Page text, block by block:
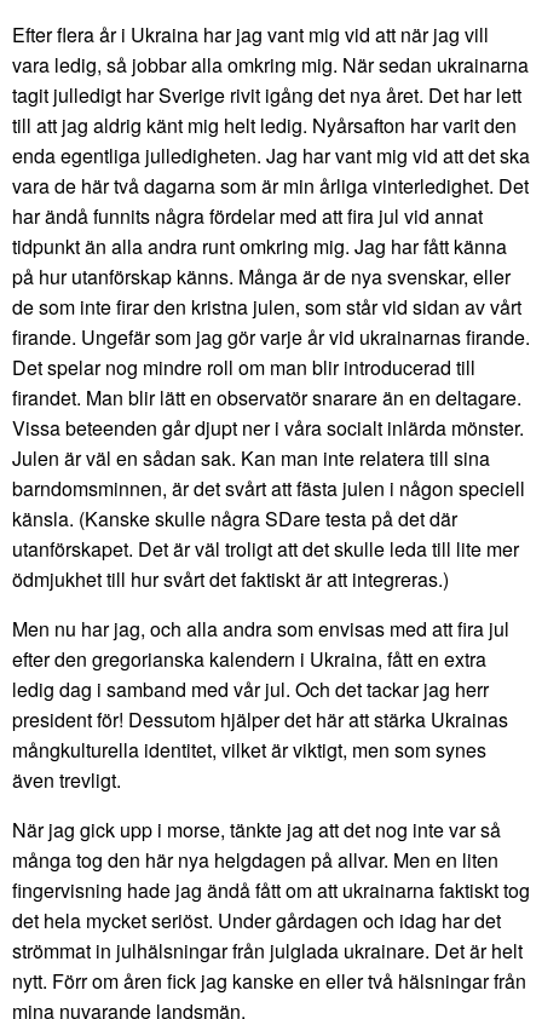
Efter flera år i Ukraina har jag vant mig vid att när jag vill
vara ledig, så jobbar alla omkring mig. När sedan ukrainarna
tagit julledigt har Sverige rivit igång det nya året. Det har lett
till att jag aldrig känt mig helt ledig. Nyårsafton har varit den
enda egentliga julledigheten. Jag har vant mig vid att det ska
vara de här två dagarna som är min årliga vinterledighet. Det
har ändå funnits några fördelar med att fira jul vid annat
tidpunkt än alla andra runt omkring mig. Jag har fått känna
på hur utanförskap känns. Många är de nya svenskar, eller
de som inte firar den kristna julen, som står vid sidan av vårt
firande. Ungefär som jag gör varje år vid ukrainarnas firande.
Det spelar nog mindre roll om man blir introducerad till
firandet. Man blir lätt en observatör snarare än en deltagare.
Vissa beteenden går djupt ner i våra socialt inlärda mönster.
Julen är väl en sådan sak. Kan man inte relatera till sina
barndomsminnen, är det svårt att fästa julen i någon speciell
känsla. (Kanske skulle några SDare testa på det där
utanförskapet. Det är väl troligt att det skulle leda till lite mer
ödmjukhet till hur svårt det faktiskt är att integreras.)
Men nu har jag, och alla andra som envisas med att fira jul
efter den gregorianska kalendern i Ukraina, fått en extra
ledig dag i samband med vår jul. Och det tackar jag herr
president för! Dessutom hjälper det här att stärka Ukrainas
mångkulturella identitet, vilket är viktigt, men som synes
även trevligt.
När jag gick upp i morse, tänkte jag att det nog inte var så
många tog den här nya helgdagen på allvar. Men en liten
fingervisning hade jag ändå fått om att ukrainarna faktiskt tog
det hela mycket seriöst. Under gårdagen och idag har det
strömmat in julhälsningar från julglada ukrainare. Det är helt
nytt. Förr om åren fick jag kanske en eller två hälsningar från
mina nuvarande landsmän.